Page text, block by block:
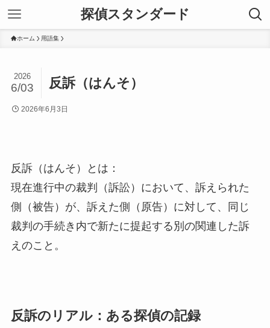
探偵スタンダード
ホーム 用語集
反訴（はんそ）
2026
6/03
2026年6月3日
反訴（はんそ）とは：
現在進行中の裁判（訴訟）において、訴えられた
側（被告）が、訴えた側（原告）に対して、同じ
裁判の手続き内で新たに提起する別の関連した訴
えのこと。
反訴のリアル：ある探偵の記録